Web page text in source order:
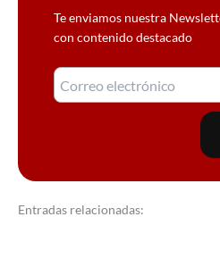
Te enviamos nuestra
con contenido destacado
Entradas relacionadas: